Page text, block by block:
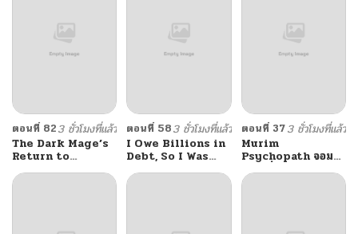
ตอนที่ 823 ชั่วโมงที่แล้ว
The Dark Mage’s
Return to
Enlistment
ตอนที่ 583 ชั่วโมงที่แล้ว
I Owe Billions in
Debt, So I Was
Forced to Work
for an Evil God
ตอนที่ 373 ชั่วโมงที่แล้ว
Murim
Psychopath จอม
มารคลั่งแห่งยุทธภพ